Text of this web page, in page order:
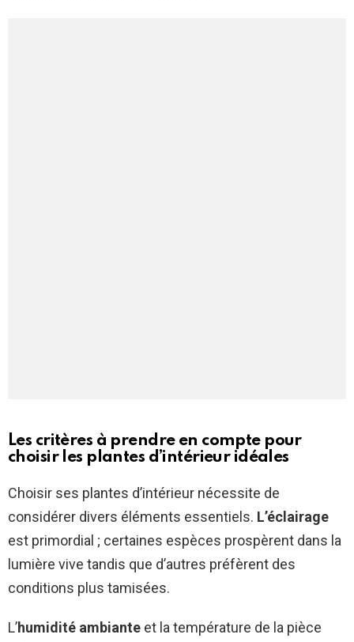
Les critères à prendre en compte pour
choisir les plantes d’intérieur idéales
Choisir ses plantes d’intérieur nécessite de
considérer divers éléments essentiels. L’éclairage
est primordial ; certaines espèces prospèrent dans la
lumière vive tandis que d’autres préfèrent des
conditions plus tamisées.
L’humidité ambiante et la température de la pièce